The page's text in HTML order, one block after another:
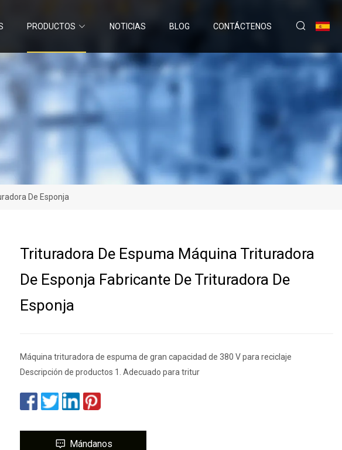
PRODUCTOS NOTICIAS BLOG CONTÁCTENOS
De Esponja
Trituradora De Espuma Máquina Trituradora
De Esponja Fabricante De Trituradora De
Esponja
Máquina trituradora de espuma de gran capacidad de 380 V para reciclaje
Descripción de productos 1. Adecuado para tritur
Mándanos